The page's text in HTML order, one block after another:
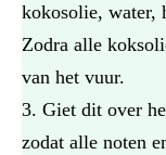
kokosolie, water,
Zodra alle
van het vuur.
Giet dit over
zodat alle noten